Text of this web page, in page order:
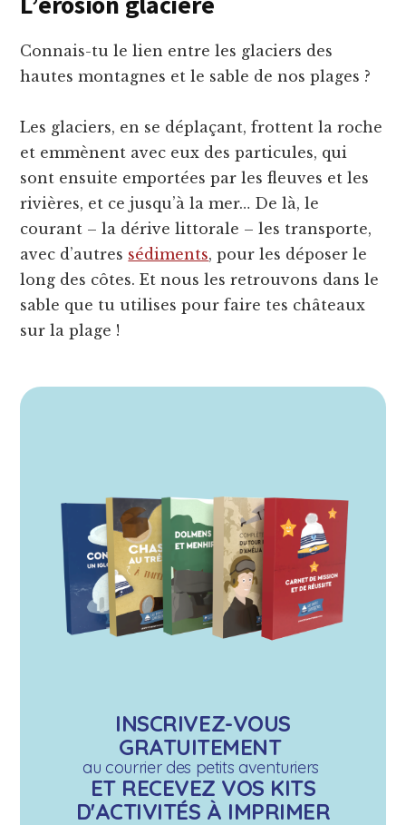
Connais-tu le lien entre les glaciers des
hautes montagnes et le sable de nos plages ?
Les glaciers, en se déplaçant, frottent la roche
et emmènent avec eux des particules, qui
sont ensuite emportées par les fleuves et les
rivières, et ce jusqu’à la mer… De là, le
courant – la dérive littorale – les transporte,
avec d’autres sédiments, pour les déposer le
long des côtes. Et nous les retrouvons dans le
sable que tu utilises pour faire tes châteaux
sur la plage !
INSCRIVEZ-VOUS
GRATUITEMENT
au courrier des petits aventuriers
ET RECEVEZ VOS KITS
D'ACTIVITÉS À IMPRIMER